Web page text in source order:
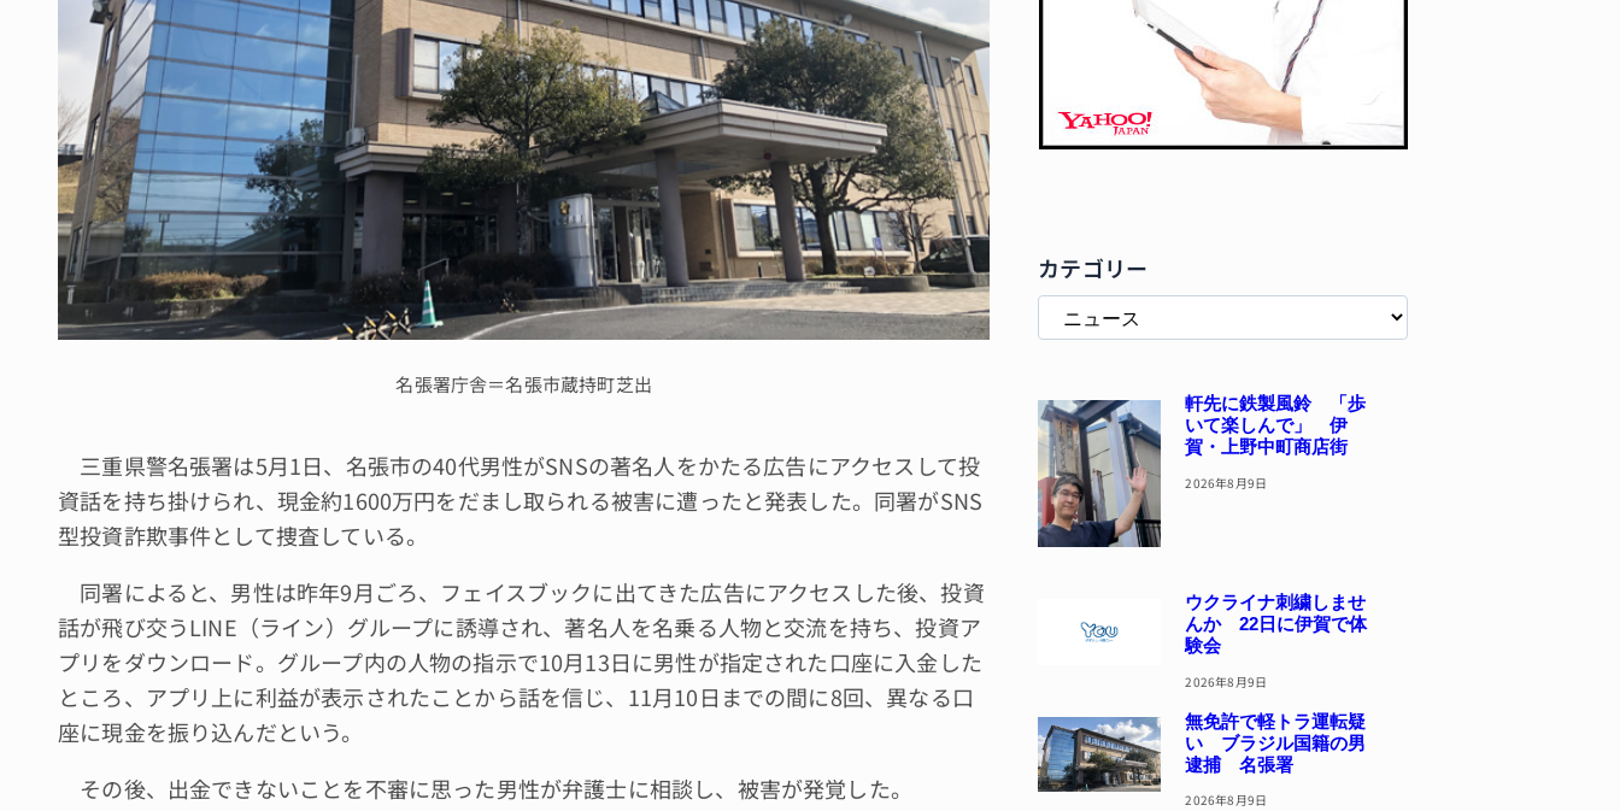
名張署庁舎＝名張市蔵持町芝出
三重県警名張署は5月1日、名張市の40代男性がSNSの著名人をかたる広告にアクセスして投
資話を持ち掛けられ、現金約1600万円をだまし取られる被害に遭ったと発表した。同署がSNS
型投資詐欺事件として捜査している。
同署によると、男性は昨年9月ごろ、フェイスブックに出てきた広告にアクセスした後、投資
話が飛び交うLINE（ライン）グループに誘導され、著名人を名乗る人物と交流を持ち、投資ア
プリをダウンロード。グループ内の人物の指示で10月13日に男性が指定された口座に入金した
ところ、アプリ上に利益が表示されたことから話を信じ、11月10日までの間に8回、異なる口
座に現金を振り込んだという。
その後、出金できないことを不審に思った男性が弁護士に相談し、被害が発覚した。
カテゴリー
軒先に鉄製風鈴 「歩
いて楽しんで」 伊
賀・上野中町商店街
2026年8月9日
ウクライナ刺繍しませ
んか 22日に伊賀で体
験会
2026年8月9日
無免許で軽トラ運転疑
い ブラジル国籍の男
逮捕 名張署
2026年8月9日